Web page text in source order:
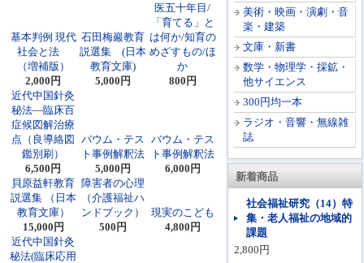
美術・映画・演劇・音
楽・建築
文庫・新書
数学・物理学・採鉱・
他サイエンス
300円均一本
ラジオ・音響・無線雑
誌
新着商品
社会福祉研究（14）特
集・老人福祉の地域的
課題
2,800円
基本判例 現代
社会と法
（増補版）
2,000円
石田梅巖教育
説選集 (日本
教育文庫)
5,000円
医五十年目/
「育てる」と
は何か/知育の
めざすもの/ほ
か
800円
近代中国針灸
秘法―臨床百
症候図解治療
点（良導絡図
鑑別刷）
6,500円
バウム・テス
ト事例解釈法
5,000円
バウム・テス
ト事例解釈法
6,000円
貝原益軒教育
説選集 （日本
教育文庫）
15,000円
障害者の心理
（介護福祉ハ
ンドブック）
500円
現実のこども
4,800円
近代中国針灸
秘法(臨床応用